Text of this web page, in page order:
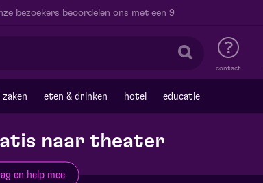
bezoekers beoordelen ons met een 9
contact
eten & drinken hotel educatie
naar theater
en help mee